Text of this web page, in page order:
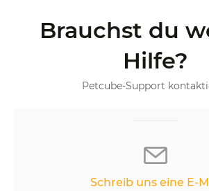
Brauchst du
Hilfe?
Petcube-Support
Schreib uns eine E-